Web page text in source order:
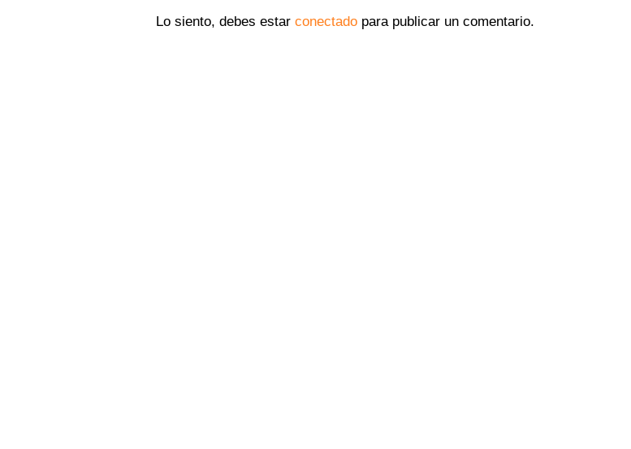
Lo siento, debes estar conectado para publicar un comentario.